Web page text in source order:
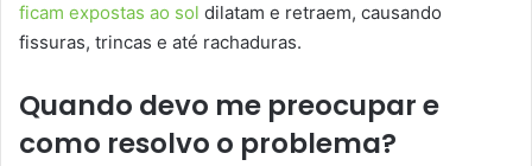
ficam expostas ao sol dilatam e retraem, causando
fissuras, trincas e até rachaduras.
Quando devo me preocupar e
como resolvo o problema?